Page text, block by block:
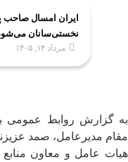
ایران امسال صاحب
نخستی‌سانان
مرداد ۱۴, ۱۴۰۵
به گزارش روابط عمومی
مقام مديرعامل، صمد
هیات عامل و معاون